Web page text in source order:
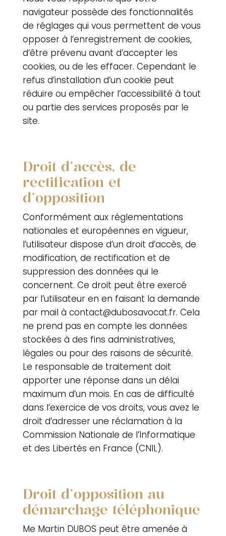
navigateur possède des fonctionnalités
de réglages qui vous permettent de vous
opposer à l’enregistrement de cookies,
d’être prévenu avant d’accepter les
cookies, ou de les effacer. Cependant le
refus d’installation d’un cookie peut
réduire ou empêcher l’accessibilité à tout
ou partie des services proposés par le
site.
Droit d’accès, de
rectification et
d’opposition
Conformément aux réglementations
nationales et européennes en vigueur,
l’utilisateur dispose d’un droit d’accès, de
modification, de rectification et de
suppression des données qui le
concernent. Ce droit peut être exercé
par l’utilisateur en en faisant la demande
par mail à contact@dubosavocat.fr. Cela
ne prend pas en compte les données
stockées à des fins administratives,
légales ou pour des raisons de sécurité.
Le responsable de traitement doit
apporter une réponse dans un délai
maximum d’un mois. En cas de difficulté
dans l’exercice de vos droits, vous avez le
droit d’adresser une réclamation à la
Commission Nationale de l’Informatique
et des Libertés en France (CNIL).
Droit d’opposition au
démarchage téléphonique
Me Martin DUBOS peut être amenée à